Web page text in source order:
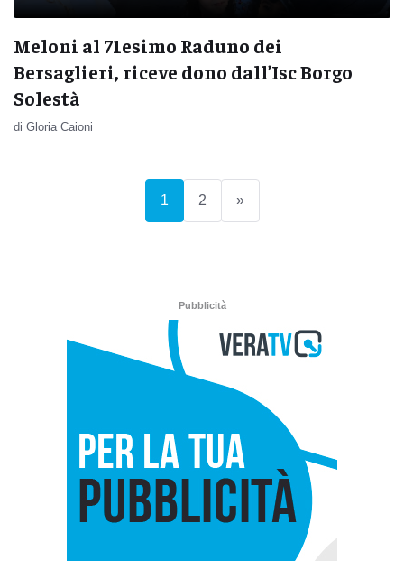
Meloni al 71esimo Raduno dei
Bersaglieri, riceve dono dall’Isc Borgo
Solestà
di Gloria Caioni
1 (current)
2 »
Pubblicità